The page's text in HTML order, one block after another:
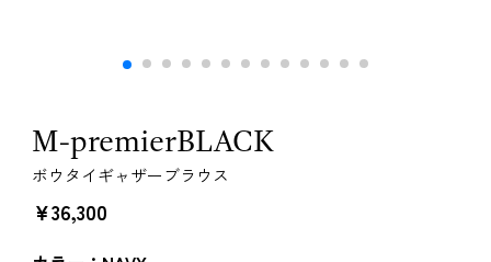
M-premierBLACK
ボウタイギャザーブラウス
￥36,300